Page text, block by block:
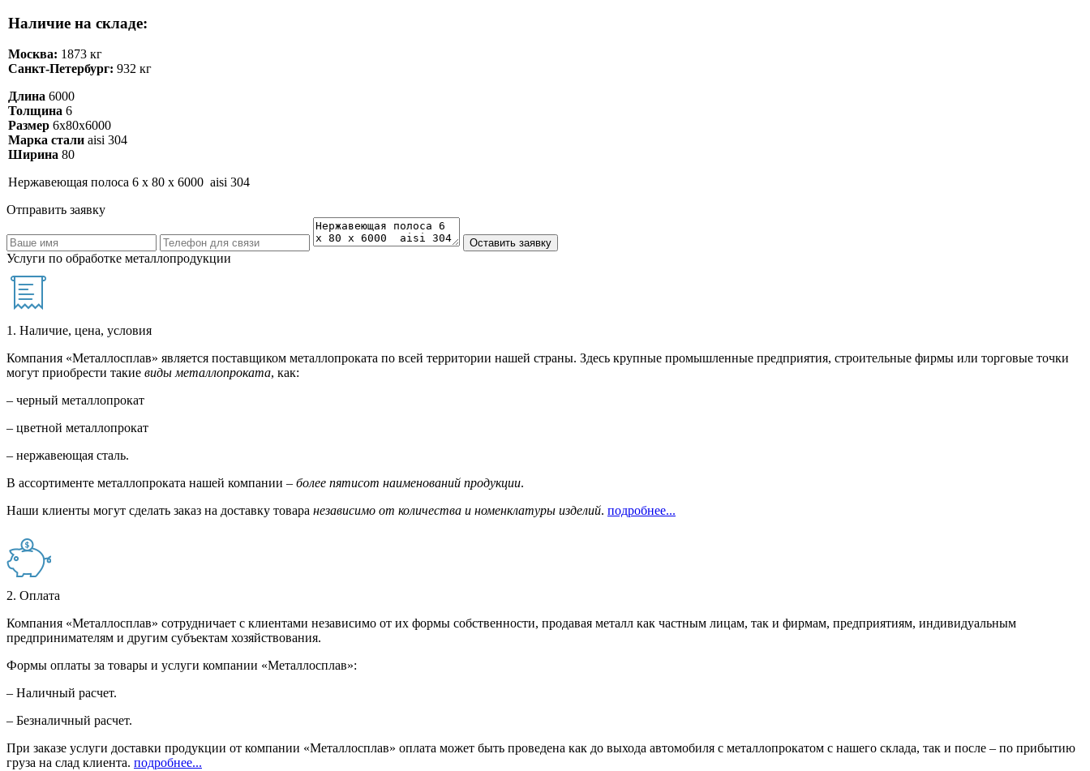
Наличие на складе:
Москва: 1873 кг
Санкт-Петербург: 932 кг
Длина 6000
Толщина 6
Размер 6х80х6000
Марка стали aisi 304
Ширина 80
Нержавеющая полоса 6 х 80 х 6000 aisi 304
Отправить заявку
Услуги по обработке металлопродукции
1. Наличие, цена, условия
Компания «Металлосплав» является поставщиком металлопроката по всей территории нашей страны. Здесь крупные промышленные предприятия, строительные фирмы или торговые точки
могут приобрести такие виды металлопроката, как:
– черный металлопрокат
– цветной металлопрокат
– нержавеющая сталь.
В ассортименте металлопроката нашей компании – более пятисот наименований продукции.
Наши клиенты могут сделать заказ на доставку товара независимо от количества и номенклатуры изделий. подробнее...
2. Оплата
Компания «Металлосплав» сотрудничает с клиентами независимо от их формы собственности, продавая металл как частным лицам, так и фирмам, предприятиям, индивидуальным
предпринимателям и другим субъектам хозяйствования.
Формы оплаты за товары и услуги компании «Металлосплав»:
– Наличный расчет.
– Безналичный расчет.
При заказе услуги доставки продукции от компании «Металлосплав» оплата может быть проведена как до выхода автомобиля с металлопрокатом с нашего склада, так и после – по прибытию
груза на слад клиента. подробнее...